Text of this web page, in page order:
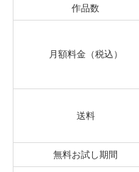
作品数
月額料金（税込）
送料
無料お試し期間